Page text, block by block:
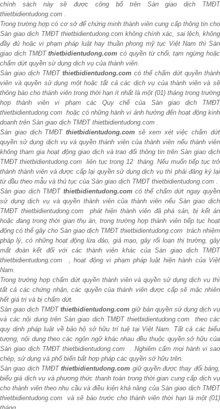
chính sách này sẽ được công bố trên Sàn giao dịch TMĐT
thietbidientudong.com .
Trong trường hợp có cơ sở để chứng minh thành viên cung cấp thông tin cho
Sàn giao dịch TMĐT thietbidientudong.com không chính xác, sai lệch, không
đầy đủ hoặc vi phạm pháp luật hay thuần phong mỹ tục Việt Nam thì Sàn
giao dịch TMĐTthietbidientudong.comcó quyền từ chối, tạm ngừng hoặc
chấm dứt quyền sử dụng dịch vụ của thành viên.
Sàn giao dịch TMĐT thietbidientudong.com có thể chấm dứt quyền thành
viên và quyền sử dụng một hoặc tất cả các dịch vụ của thành viên và sẽ
thông báo cho thành viên trong thời hạn ít nhất là một (01) tháng trong trường
hợp thành viên vi phạm các Quy chế của Sàn giao dịch TMĐT
thietbidientudong.com hoặc có những hành vi ảnh hưởng đến hoạt động kinh
doanh trên Sàn giao dịch TMĐT thietbidientudong.com .
Sàn giao dịch TMĐTthietbidientudong.comsẽ xem xét việc chấm dứt
quyền sử dụng dịch vụ và quyền thành viên của thành viên nếu thành viên
không tham gia hoạt động giao dịch và trao đổi thông tin trên Sàn giao dịch
TMĐT thietbidientudong.com liên tục trong 12 tháng. Nếu muốn tiếp tục trở
thành thành viên và được cấp lại quyền sử dụng dịch vụ thì phải đăng ký lại
từ đầu theo mẫu và thủ tục của Sàn giao dịch TMĐT thietbidientudong.com .
Sàn giao dịch TMĐT thietbidientudong.comcó thể chấm dứt ngay quyền
sử dụng dịch vụ và quyền thành viên của thành viên nếu Sàn giao dịch
TMĐT thietbidientudong.com phát hiện thành viên đã phá sản, bị kết án
hoặc đang trong thời gian thụ án, trong trường hợp thành viên tiếp tục hoạt
động có thể gây cho Sàn giao dịch TMĐT thietbidientudong.com trách nhiệm
pháp lý, có những hoạt động lừa đảo, giả mạo, gây rối loạn thị trường, gây
mất đoàn kết đối với các thành viên khác của Sàn giao dịch TMĐT
thietbidientudong.com , hoạt động vi phạm pháp luật hiện hành của Việt
Nam.
Trong trường hợp chấm dứt quyền thành viên và quyền sử dụng dịch vụ thì
tất cả các chứng nhận, các quyền của thành viên được cấp sẽ mặc nhiên
hết giá trị và bị chấm dứt.
Sàn giao dịch TMĐTthietbidientudong.comgiữ bản quyền sử dụng dịch vụ
và các nội dung trên Sàn giao dịch TMĐT thietbidientudong.com theo các
quy dịnh pháp luật về bảo hộ sở hữu trí tuệ tại Việt Nam. Tất cả các biểu
tượng, nội dung theo các ngôn ngữ khác nhau đều thuộc quyền sở hữu của
Sàn giao dịch TMĐT thietbidientudong.com . Nghiêm cấm mọi hành vi sao
chép, sử dụng và phổ biến bất hợp pháp các quyền sở hữu trên.
Sàn giao dịch TMĐTthietbidientudong.com giữ quyền được thay đổi bảng,
biểu giá dịch vụ và phương thức thanh toán trong thời gian cung cấp dịch vụ
cho thành viên theo nhu cầu và điều kiện khả năng của Sàn giao dịch TMĐT
thietbidientudong.com và sẽ báo trước cho thành viên thời hạn là một (01)